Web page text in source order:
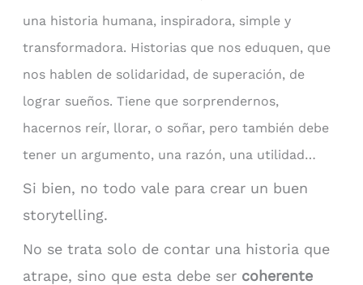
una historia humana, inspiradora, simple y
transformadora. Historias que nos eduquen, que
nos hablen de solidaridad, de superación, de
lograr sueños. Tiene que sorprendernos,
hacernos reír, llorar, o soñar, pero también debe
tener un argumento, una razón, una utilidad…
Si bien, no todo vale para crear un buen
storytelling.
No se trata solo de contar una historia que
atrape, sino que esta debe ser coherente